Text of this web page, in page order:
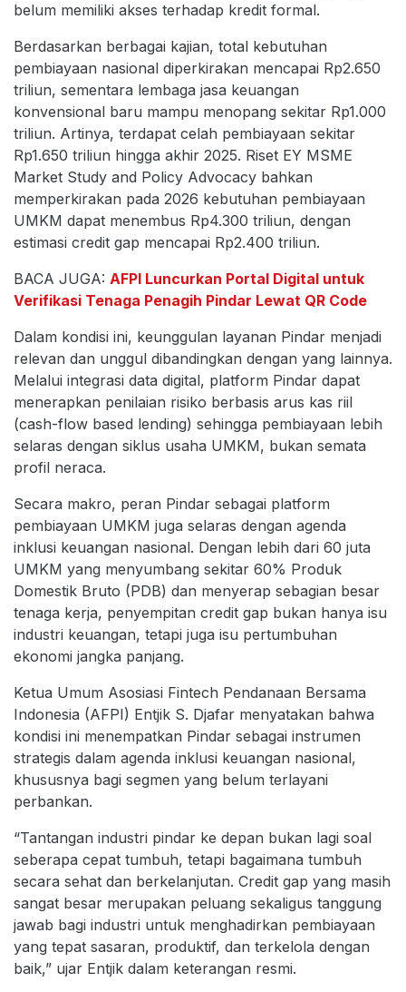
belum memiliki akses terhadap kredit formal.
Berdasarkan berbagai kajian, total kebutuhan
pembiayaan nasional diperkirakan mencapai Rp2.650
triliun, sementara lembaga jasa keuangan
konvensional baru mampu menopang sekitar Rp1.000
triliun. Artinya, terdapat celah pembiayaan sekitar
Rp1.650 triliun hingga akhir 2025. Riset EY MSME
Market Study and Policy Advocacy bahkan
memperkirakan pada 2026 kebutuhan pembiayaan
UMKM dapat menembus Rp4.300 triliun, dengan
estimasi credit gap mencapai Rp2.400 triliun.
BACA JUGA: AFPI Luncurkan Portal Digital untuk
Verifikasi Tenaga Penagih Pindar Lewat QR Code
Dalam kondisi ini, keunggulan layanan Pindar menjadi
relevan dan unggul dibandingkan dengan yang lainnya.
Melalui integrasi data digital, platform Pindar dapat
menerapkan penilaian risiko berbasis arus kas riil
(cash-flow based lending) sehingga pembiayaan lebih
selaras dengan siklus usaha UMKM, bukan semata
profil neraca.
Secara makro, peran Pindar sebagai platform
pembiayaan UMKM juga selaras dengan agenda
inklusi keuangan nasional. Dengan lebih dari 60 juta
UMKM yang menyumbang sekitar 60% Produk
Domestik Bruto (PDB) dan menyerap sebagian besar
tenaga kerja, penyempitan credit gap bukan hanya isu
industri keuangan, tetapi juga isu pertumbuhan
ekonomi jangka panjang.
Ketua Umum Asosiasi Fintech Pendanaan Bersama
Indonesia (AFPI) Entjik S. Djafar menyatakan bahwa
kondisi ini menempatkan Pindar sebagai instrumen
strategis dalam agenda inklusi keuangan nasional,
khususnya bagi segmen yang belum terlayani
perbankan.
“Tantangan industri pindar ke depan bukan lagi soal
seberapa cepat tumbuh, tetapi bagaimana tumbuh
secara sehat dan berkelanjutan. Credit gap yang masih
sangat besar merupakan peluang sekaligus tanggung
jawab bagi industri untuk menghadirkan pembiayaan
yang tepat sasaran, produktif, dan terkelola dengan
baik,” ujar Entjik dalam keterangan resmi.